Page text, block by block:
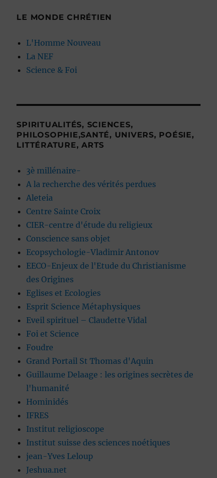
LE MONDE CHRÉTIEN
L'Homme Nouveau
La NEF
Science & Foi
SPIRITUALITÉS, SCIENCES,
PHILOSOPHIE,SANTÉ, UNIVERS, POÉSIE,
LITTÉRATURE, ARTS
3è millénaire-
A la recherche des vérités perdues
Aleteia
Centre Sainte Croix
CIER-centre d'étude du religieux
Conscience sans objet
Ecopsychologie-Vladimir Antonov
EECO-Enjeux de l'Etude du Christianisme
des Origines
Eglises et Ecologies
Esprit Science Métaphysiques
Eveil spirituel – Claudette Vidal
Foi et Science
Foudre
Grand Portail St Thomas d'Aquin
Guillaume Delaage : les origines secrètes de
l'humanité
Hominidés
IFRES
Institut religioscope
Institut suisse des sciences noétiques
jean-Yves Leloup
Jeshua.net